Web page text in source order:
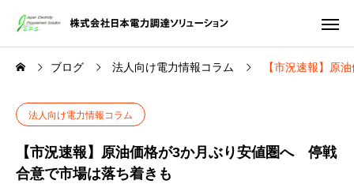
ブログ 法人向け電力情報コラム 【市況速報】原
法人向け電力情報コラム
【市況速報】原油価格が3か月ぶり安値圏へ 停戦
合意で市場は落ち着きも